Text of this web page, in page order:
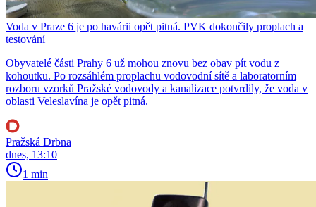
Voda v Praze 6 je po havárii opět pitná. PVK dokončily proplach a
testování
Obyvatelé části Prahy 6 už mohou znovu bez obav pít vodu z
kohoutku. Po rozsáhlém proplachu vodovodní sítě a laboratorním
rozboru vzorků Pražské vodovody a kanalizace potvrdily, že voda v
oblasti Veleslavína je opět pitná.
Pražská Drbna
dnes, 13:10
1 min